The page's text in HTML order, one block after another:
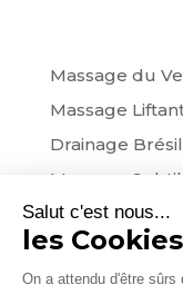
Salut c'est nous...
les
On a attendu d'être sûrs
Massage du
Massage
Drainage
Massage
Massage